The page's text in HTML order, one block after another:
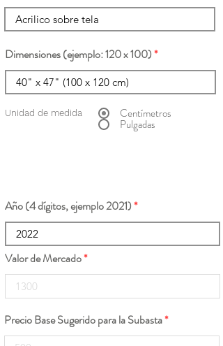
Dimensiones (ejemplo: 120 x 100)
Unidad de medida Centímetros
Pulgadas
Año (4 dígitos, ejemplo 2021)
Valor de Mercado
Precio Base Sugerido para la Subasta